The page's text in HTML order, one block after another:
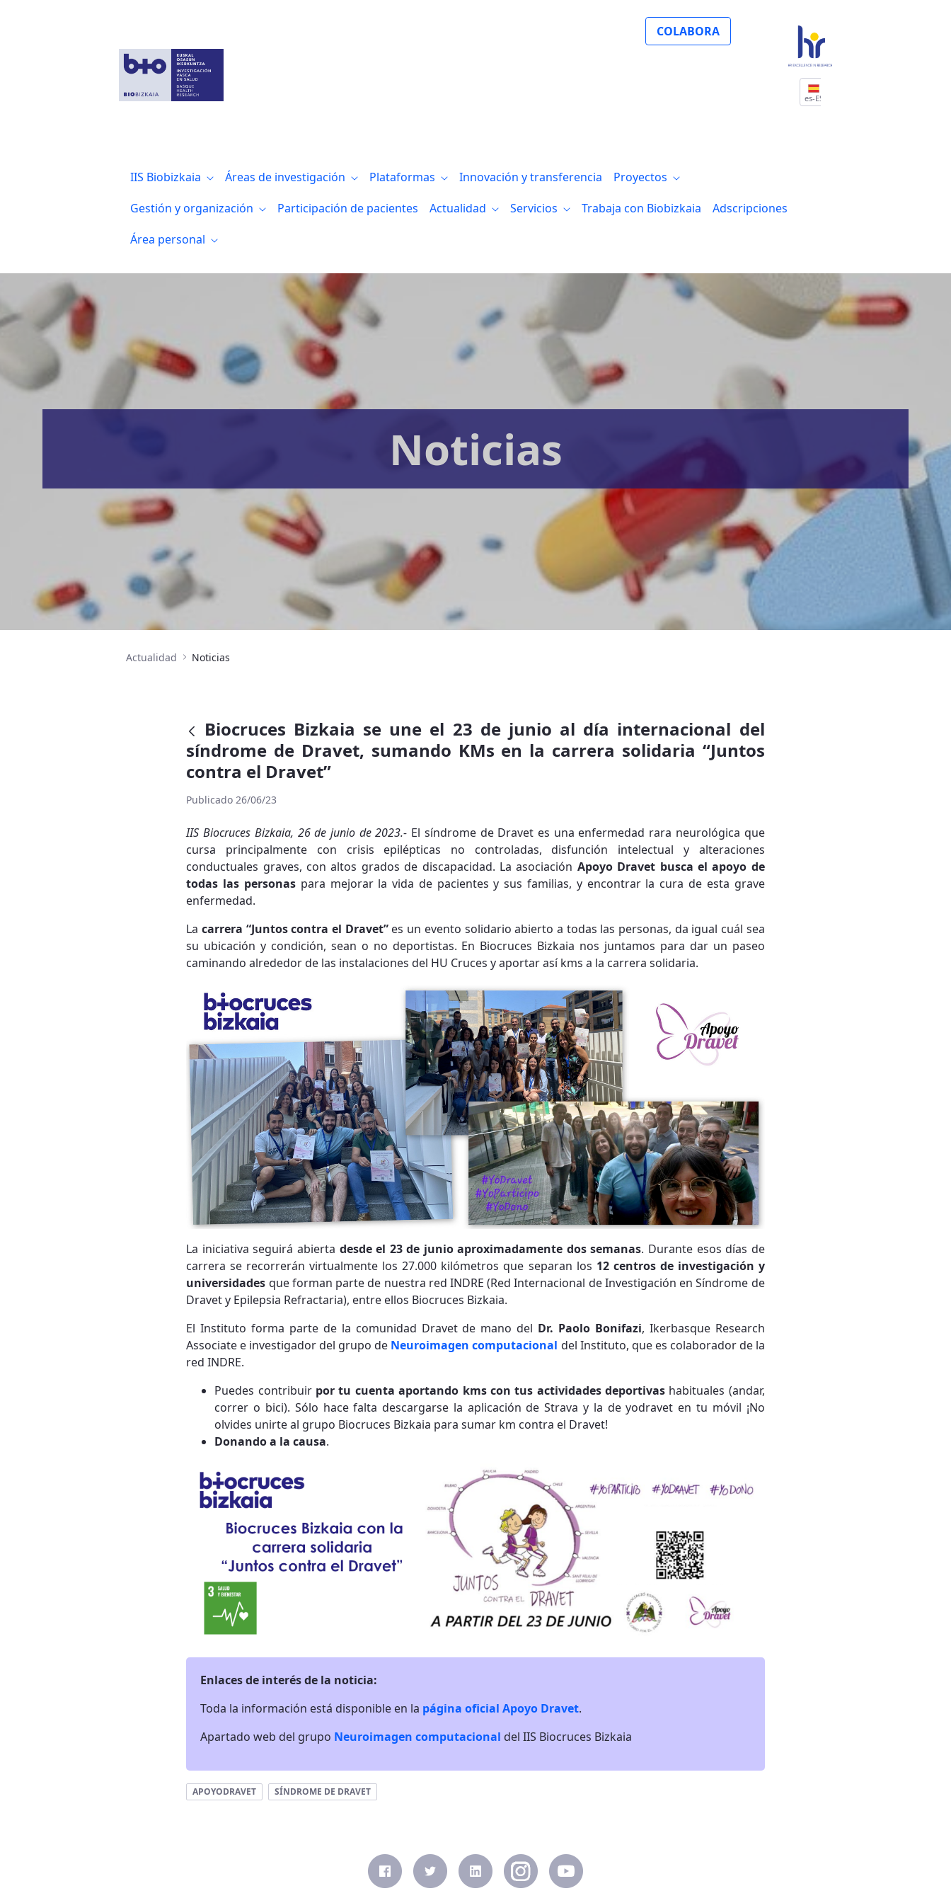
COLABORA
es-ES
IIS Biobizkaia Áreas de investigación Plataformas Innovación y transferencia
Proyectos
Gestión y organización
Participación de pacientes Actualidad Servicios Trabaja con Biobizkaia
Adscripciones
Área personal
Noticias
Actualidad Noticias
Biocruces Bizkaia se une el 23 de junio al día internacional del
síndrome de Dravet, sumando KMs en la carrera solidaria “Juntos
contra el Dravet”
Publicado 26/06/23
IIS Biocruces Bizkaia, 26 de junio de 2023.- El síndrome de Dravet es una enfermedad rara neurológica que
cursa principalmente con crisis epilépticas no controladas, disfunción intelectual y alteraciones
conductuales graves, con altos grados de discapacidad. La asociación Apoyo Dravet busca el apoyo de
todas las personaspara mejorar la vida de pacientes y sus familias, y encontrar la cura de esta grave
enfermedad.
Lacarrera “Juntos contra el Dravet”es un evento solidario abierto a todas las personas, da igual cuál sea
su ubicación y condición, sean o no deportistas. En Biocruces Bizkaia nos juntamos para dar un paseo
caminando alrededor de las instalaciones del HU Cruces y aportar así kms a la carrera solidaria.
La iniciativa seguirá abierta desde el 23 de junio aproximadamente dos semanas. Durante esos días de
carrera se recorrerán virtualmente los 27.000 kilómetros que separan los 12 centros de investigación y
universidades que forman parte de nuestra red INDRE (Red Internacional de Investigación en Síndrome de
Dravet y Epilepsia Refractaria), entre ellos Biocruces Bizkaia.
El Instituto forma parte de la comunidad Dravet de mano del Dr. Paolo Bonifazi, Ikerbasque Research
Associate e investigador del grupo de Neuroimagen computacional del Instituto, que es colaborador de la
red INDRE.
Puedes contribuir por tu cuenta aportando kms con tus actividades deportivashabituales (andar,
correr o bici). Sólo hace falta descargarse la aplicación de Strava y la de yodravet en tu móvil ¡No
olvides unirte al grupo Biocruces Bizkaia para sumar km contra el Dravet!
Donando a la causa.
Enlaces de interés de la noticia:
Toda la información está disponible en la página oficial Apoyo Dravet.
Apartado web del grupo Neuroimagen computacional del IIS Biocruces Bizkaia
APOYODRAVET SÍNDROME DE DRAVET